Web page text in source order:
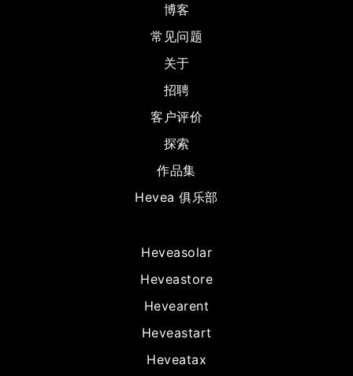
博客
常见问题
关于
招聘
客户评价
探索
作品集
Hevea 俱乐部
Heveasolar
Heveastore
Hevearent
Heveastart
Heveatax